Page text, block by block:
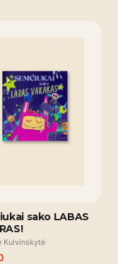
sako LABAS
Kulvinskytė